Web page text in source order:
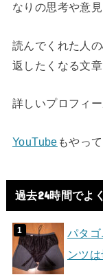
なりの思考や意
読んでくれた人
返したくなる文
詳しいプロフィ
YouTube もやっ
過去24時間でよ
パタ
ンツ